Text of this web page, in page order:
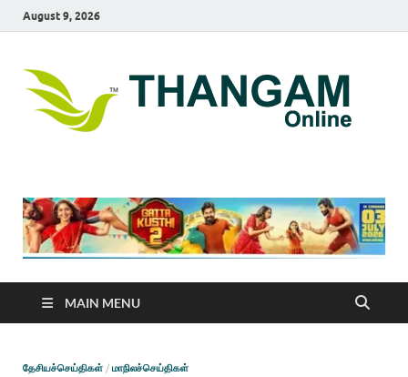
August 9, 2026
MAIN MENU
தேசியச்செய்திகள் / மாநிலச்செய்திகள்